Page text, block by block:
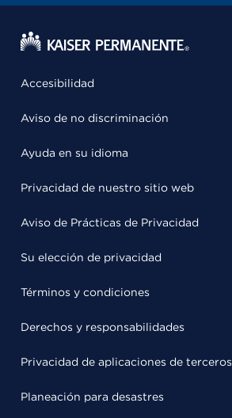
Accesibilidad
Aviso de no discriminación
Ayuda en su idioma
Privacidad de nuestro sitio web
Aviso de Prácticas de Privacidad
Su elección de privacidad
Términos y condiciones
Derechos y responsabilidades
Privacidad de aplicaciones de terceros
Planeación para desastres